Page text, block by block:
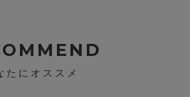
たにオススメ